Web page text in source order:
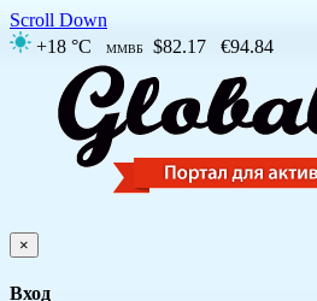
Scroll Down
+18 °C
ММВБ $82.17 €94.84
×
Вход